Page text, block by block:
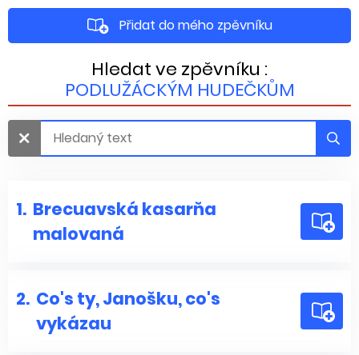
Přidat do mého zpěvníku
Hledat ve zpěvníku :
PODLUŽÁCKÝM HUDEČKŮM
1. Brecuavská kasarňa
malovaná
2. Co's ty, Janošku, co's
vykázau